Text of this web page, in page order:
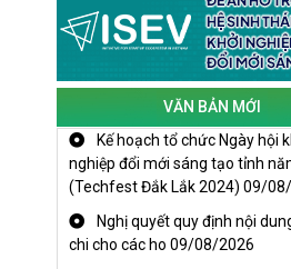
Cuộc thi trực tuyến tìm hiểu “50
Chiến thắng Buôn Ma Thuột,
phóng tỉnh Đắk Lắk (10/3/
10/3/2025)"
VĂN BẢN MỚI
Kế hoạch tổ chức Ngày hội
nghiệp đổi mới sáng tạo tỉnh
(Techfest Đắk Lắk 2024) 09/
Nghị quyết quy định nội
chi cho các ho 09/08/2026